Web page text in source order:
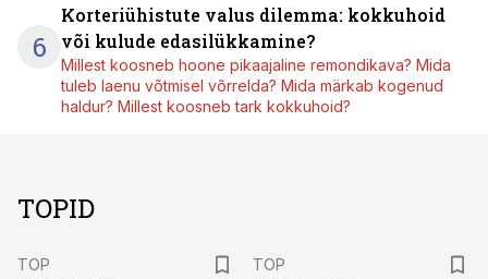
6
Korteriühistute valus dilemma: kokkuhoid
või kulude edasilükkamine?
Millest koosneb hoone pikaajaline remondikava? Mida
tuleb laenu võtmisel võrrelda? Mida märkab kogenud
haldur? Millest koosneb tark kokkuhoid?
TOPID
TOP
TOP